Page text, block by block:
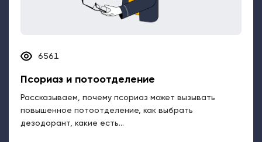
6561
Псориаз и потоотделение
Рассказываем, почему псориаз может вызывать
повышенное потоотделение, как выбрать
дезодорант, какие есть...